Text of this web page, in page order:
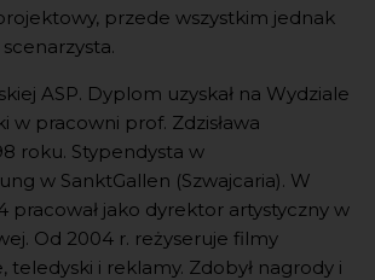
przede wszystkim jednak
ASP. Dyplom uzyskał na Wydziale
w pracowni prof. Zdzisława
roku. Stypendysta w
w SanktGallen (Szwajcaria). W
pracował jako dyrektor artystyczny w
Od 2004 r. reżyseruje filmy
teledyski i reklamy. Zdobył nagrody i